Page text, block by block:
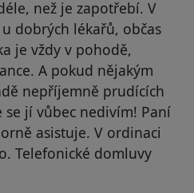
než je zapotřebí. V
dobrých lékařů, občas
je vždy v pohodě,
A pokud nějakým
nepříjemně prudících
se jí vůbec nedivím! Paní
asistuje. V ordinaci
Telefonické domluvy